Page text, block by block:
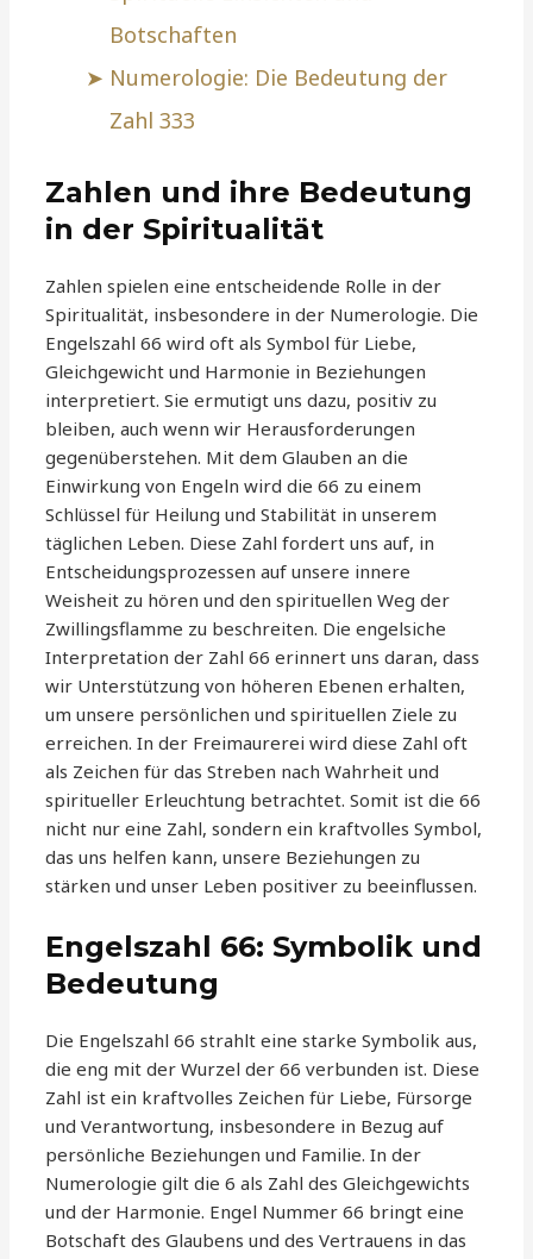
Botschaften
Numerologie: Die Bedeutung der
Zahl 333
Zahlen und ihre Bedeutung
in der Spiritualität
Zahlen spielen eine entscheidende Rolle in der
Spiritualität, insbesondere in der Numerologie. Die
Engelszahl 66 wird oft als Symbol für Liebe,
Gleichgewicht und Harmonie in Beziehungen
interpretiert. Sie ermutigt uns dazu, positiv zu
bleiben, auch wenn wir Herausforderungen
gegenüberstehen. Mit dem Glauben an die
Einwirkung von Engeln wird die 66 zu einem
Schlüssel für Heilung und Stabilität in unserem
täglichen Leben. Diese Zahl fordert uns auf, in
Entscheidungsprozessen auf unsere innere
Weisheit zu hören und den spirituellen Weg der
Zwillingsflamme zu beschreiten. Die engelsiche
Interpretation der Zahl 66 erinnert uns daran, dass
wir Unterstützung von höheren Ebenen erhalten,
um unsere persönlichen und spirituellen Ziele zu
erreichen. In der Freimaurerei wird diese Zahl oft
als Zeichen für das Streben nach Wahrheit und
spiritueller Erleuchtung betrachtet. Somit ist die 66
nicht nur eine Zahl, sondern ein kraftvolles Symbol,
das uns helfen kann, unsere Beziehungen zu
stärken und unser Leben positiver zu beeinflussen.
Engelszahl 66: Symbolik und
Bedeutung
Die Engelszahl 66 strahlt eine starke Symbolik aus,
die eng mit der Wurzel der 66 verbunden ist. Diese
Zahl ist ein kraftvolles Zeichen für Liebe, Fürsorge
und Verantwortung, insbesondere in Bezug auf
persönliche Beziehungen und Familie. In der
Numerologie gilt die 6 als Zahl des Gleichgewichts
und der Harmonie. Engel Nummer 66 bringt eine
Botschaft des Glaubens und des Vertrauens in das